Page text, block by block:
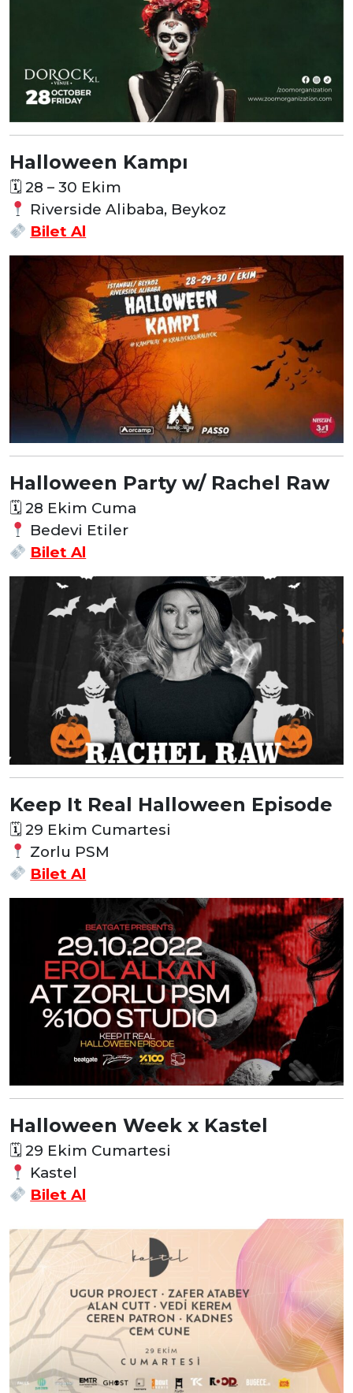
Halloween Kampı
🗓 28 – 30 Ekim
Riverside Alibaba, Beykoz
Bilet Al
Halloween Party w/ Rachel Raw
🗓 28 Ekim Cuma
Bedevi Etiler
Bilet Al
Keep It Real Halloween Episode
🗓 29 Ekim Cumartesi
Zorlu PSM
Bilet Al
Halloween Week x Kastel
🗓 29 Ekim Cumartesi
Kastel
Bilet Al